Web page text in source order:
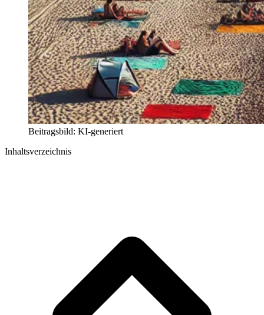
Beitragsbild: KI-generiert
Inhaltsverzeichnis